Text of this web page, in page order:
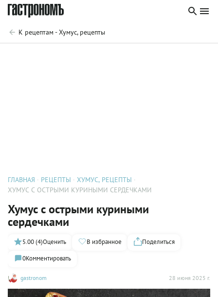
К рецептам - Хумус, рецепты
ГЛАВНАЯ РЕЦЕПТЫ
ХУМУС, РЕЦЕПТЫ
ХУМУС С ОСТРЫМИ КУРИНЫМИ СЕРДЕЧКАМИ
Хумус с острыми куриными
сердечками
gastronom 28 июня 2025 г.
5.00 (4)Оценить В избранное
Поделиться
0Комментировать